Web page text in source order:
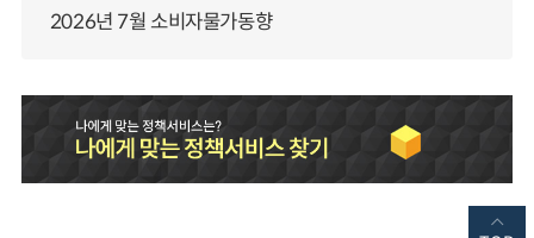
2026년 7월 소비자물가동향